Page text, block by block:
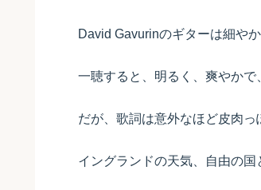
David Gavurinのギターは細や
一聴すると、明るく、爽やかで
だが、歌詞は意外なほど皮肉っ
イングランドの天気、自由の国